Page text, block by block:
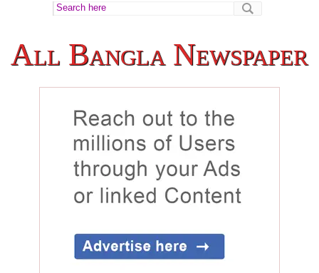
All Bangla Newspaper